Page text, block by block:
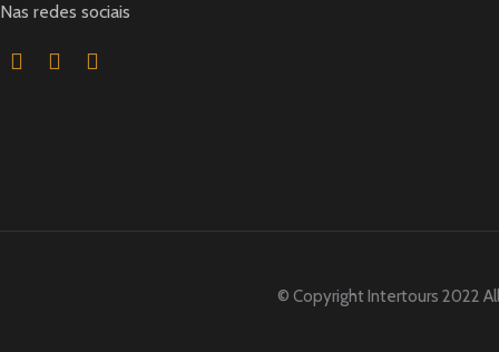
Nas redes sociais
© Copyright Intertours 2022